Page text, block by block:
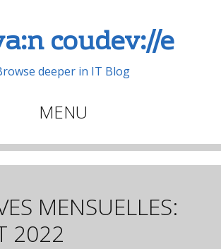
coudev://e
deeper in IT Blog
MENU
MENSUELLES:
2022